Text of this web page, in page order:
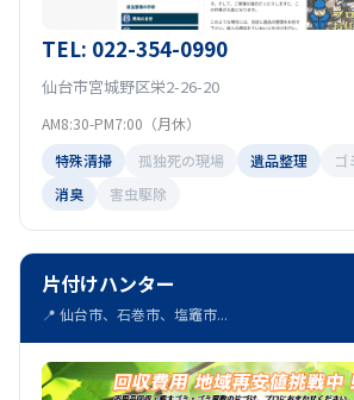
TEL: 022-354-0990
仙台市宮城野区栄2-26-20
AM8:30-PM7:00（月休）
特殊清掃
孤独死の現場 遺品整理
ゴ
消臭
害虫駆除
片付けハンター
📍 仙台市、石巻市、塩竈市...